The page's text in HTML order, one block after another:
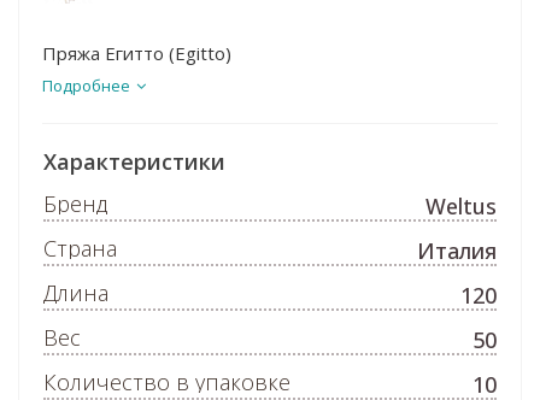
Пряжа Егитто (Egitto)
Подробнее
Характеристики
Бренд
Weltus
Страна
Италия
Длина
120
Вес
50
Количество в упаковке
10